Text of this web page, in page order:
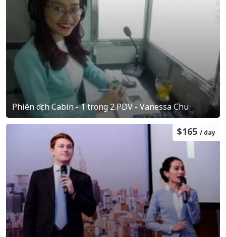
Phiên dịch Cabin - 1 trong 2 PDV - Vanessa Chu
$165 / day